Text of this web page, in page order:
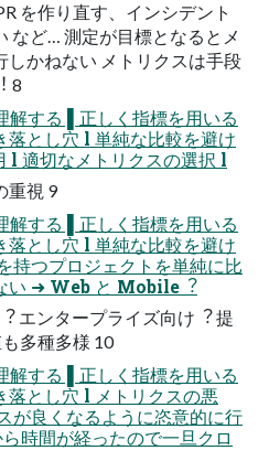
を作り直す、インシデント
など… 測定が⽬標となるとメ
しかねない メトリクスは⼿段
8
する ▌正しく指標を⽤いる
落とし⽳ l 単純な⽐較を避け
l 適切なメトリクスの選択 l
重視 9
する ▌正しく指標を⽤いる
落とし⽳ l 単純な⽐較を避け
持つプロジェクトを単純に⽐
い ➜ Web と Mobile︖
エンタープライズ向け︖ 提
多種多様 10
する ▌正しく指標を⽤いる
落とし⽳ l メトリクスの悪
が良くなるように恣意的に⾏
時間が経ったので⼀旦クロ